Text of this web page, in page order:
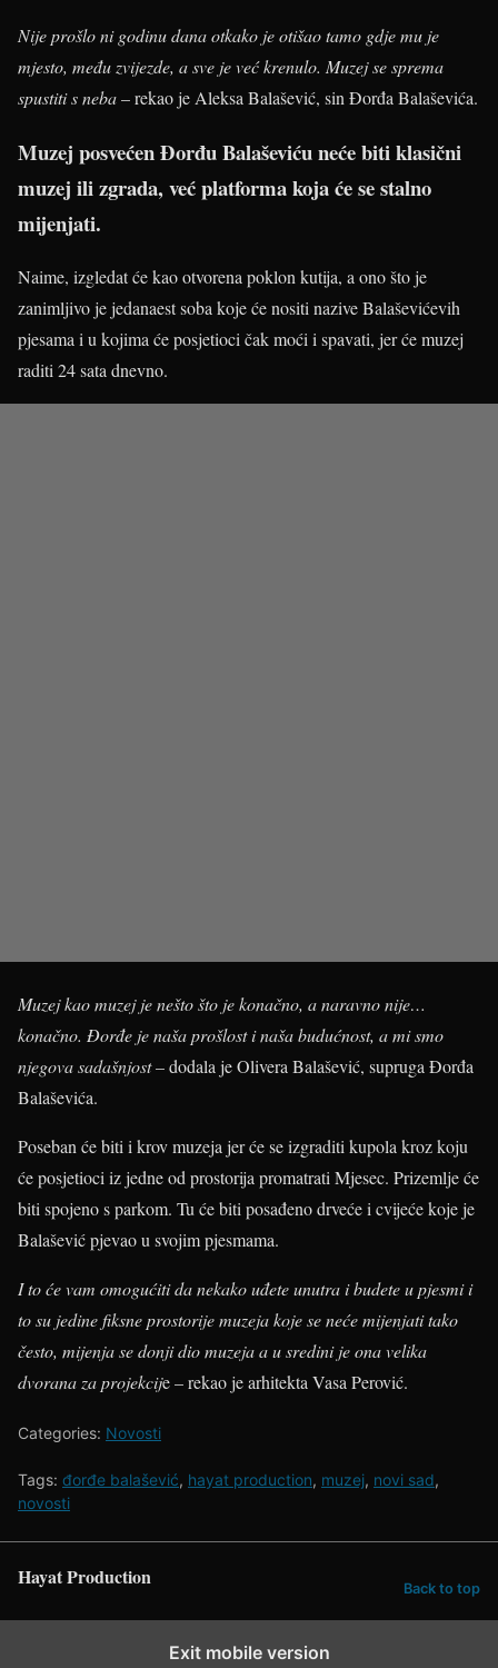
Nije prošlo ni godinu dana otkako je otišao tamo gdje mu je
mjesto, među zvijezde, a sve je već krenulo. Muzej se sprema
spustiti s neba– rekao je Aleksa Balašević, sin Đorđa Balaševića.
Muzej posvećen Đorđu Balaševiću neće biti klasični
muzej ili zgrada, već platforma koja će se stalno
mijenjati.
Naime, izgledat će kao otvorena poklon kutija, a ono što je
zanimljivo je jedanaest soba koje će nositi nazive Balaševićevih
pjesama i u kojima će posjetioci čak moći i spavati, jer će muzej
raditi 24 sata dnevno.
Muzej kao muzej je nešto što je konačno, a naravno nije…
konačno. Đorđe je naša prošlost i naša budućnost, a mi smo
njegova sadašnjost– dodala je Olivera Balašević, supruga Đorđa
Balaševića.
Poseban će biti i krov muzeja jer će se izgraditi kupola kroz koju
će posjetioci iz jedne od prostorija promatrati Mjesec. Prizemlje će
biti spojeno s parkom. Tu će biti posađeno drveće i cvijeće koje je
Balašević pjevao u svojim pjesmama.
I to će vam omogućiti da nekako uđete unutra i budete u pjesmi i
to su jedine fiksne prostorije muzeja koje se neće mijenjati tako
često, mijenja se donji dio muzeja a u sredini je ona velika
dvorana za projekcije – rekao je arhitekta Vasa Perović.
Categories: Novosti
Tags: đorđe balašević, hayat production, muzej, novi sad,
novosti
Hayat Production Back to top
Exit mobile version